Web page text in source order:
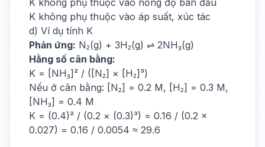
K không phụ thuộc vào nồng độ ban đầu
K không phụ thuộc vào áp suất, xúc tác
d) Ví dụ tính K
Phản ứng: N₂(g) + 3H₂(g) ⇌ 2NH₃(g)
Hằng số cân bằng:
K = [NH₃]² / ([N₂] × [H₂]³)
Nếu ở cân bằng: [N₂] = 0.2 M, [H₂] = 0.3 M,
[NH₃] = 0.4 M
K = (0.4)² / (0.2 × (0.3)³) = 0.16 / (0.2 ×
0.027) = 0.16 / 0.0054 ≈ 29.6